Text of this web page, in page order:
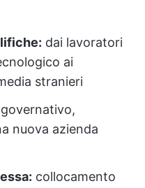
dai lavoratori
ai
stranieri
nuova azienda
collocamento